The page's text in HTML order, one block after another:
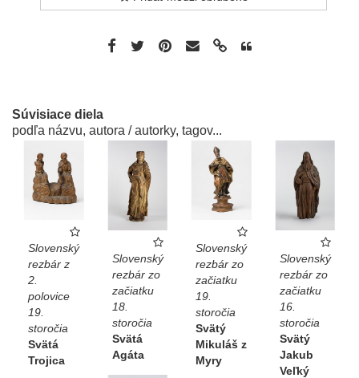
Súvisiace diela
podľa názvu, autora / autorky, tagov...
Slovenský
rezbár z
2.
polovice
19.
storočia
Svätá
Trojica
Slovenský
rezbár zo
začiatku
18.
storočia
Svätá
Agáta
Slovenský
rezbár zo
začiatku
19.
storočia
Svätý
Mikuláš z
Myry
Slovenský
rezbár zo
začiatku
16.
storočia
Svätý
Jakub
Veľký